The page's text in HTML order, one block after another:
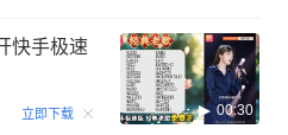
快手极速
立即下载 00:30